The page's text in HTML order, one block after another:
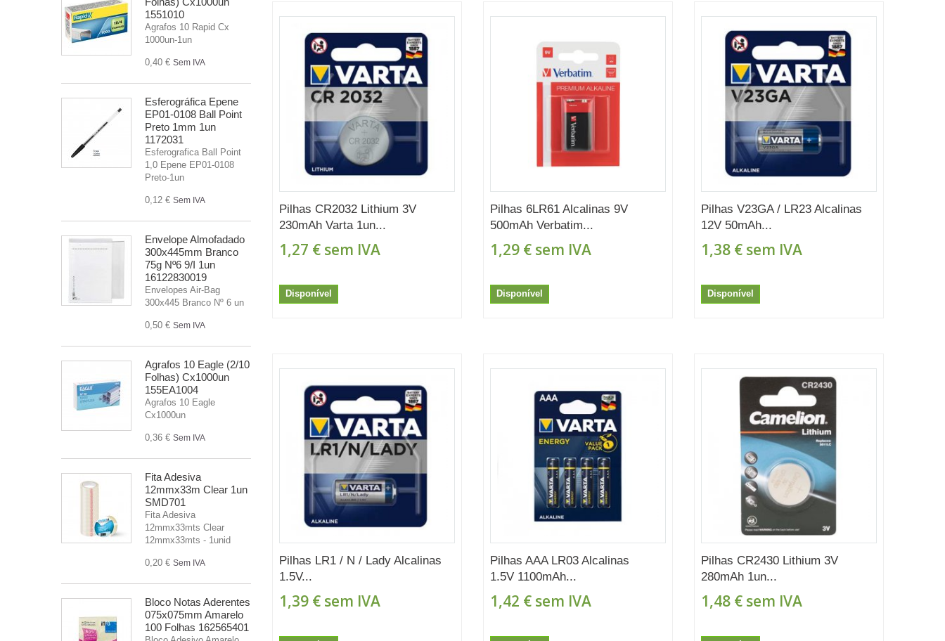
1551010
Agrafos 10 Rapid Cx
1000un-1un
0,40 € Sem IVA
Esferográfica Epene
EP01-0108 Ball Point
Preto 1mm 1un
1172031
Esferografica Ball Point
1,0 Epene EP01-0108
Preto-1un
0,12 € Sem IVA
Envelope Almofadado
300x445mm Branco
75g Nº6 9/I 1un
16122830019
Envelopes Air-Bag
300x445 Branco Nº 6 un
0,50 € Sem IVA
Agrafos 10 Eagle (2/10
Folhas) Cx1000un
155EA1004
Agrafos 10 Eagle
Cx1000un
0,36 € Sem IVA
Fita Adesiva
12mmx33m Clear 1un
SMD701
Fita Adesiva
12mmx33mts Clear
12mmx33mts - 1unid
0,20 € Sem IVA
Bloco Notas Aderentes
075x075mm Amarelo
100 Folhas 162565401
Pilhas CR2032 Lithium 3V
230mAh Varta 1un...
1,27 € sem IVA
Disponível
Pilhas 6LR61 Alcalinas 9V
500mAh Verbatim...
1,29 €sem IVA
Disponível
Pilhas V23GA / LR23 Alcalinas
12V 50mAh...
1,38 €sem IVA
Disponível
Pilhas LR1 / N / Lady Alcalinas
1.5V...
1,39 € sem IVA
Pilhas AAA LR03 Alcalinas
1.5V 1100mAh...
1,42 €sem IVA
Pilhas CR2430 Lithium 3V
280mAh 1un...
1,48 €sem IVA